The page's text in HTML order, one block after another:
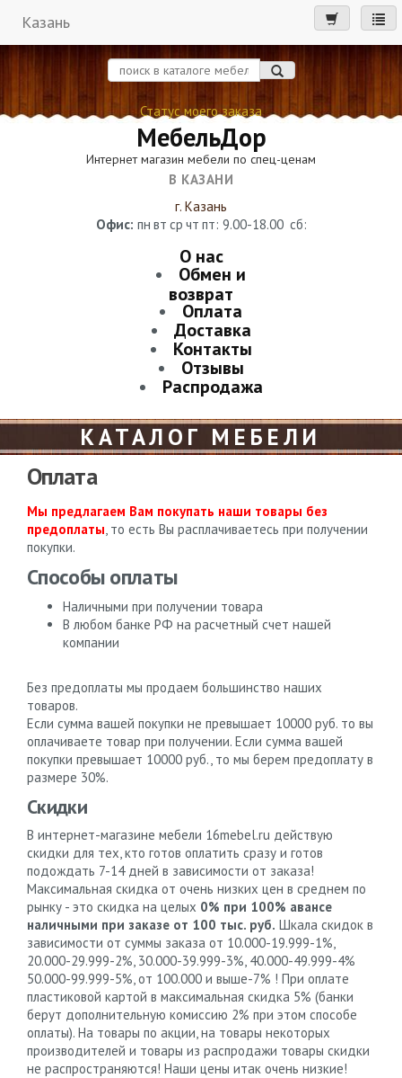
Казань
Статус моего заказа
МебельДор
Интернет магазин мебели по спец-ценам
В КАЗАНИ
г. Казань
Офис: пн вт ср чт пт: 9.00-18.00 сб:
О нас
Обмен и
возврат
Оплата
Доставка
Контакты
Отзывы
Распродажа
КАТАЛОГ МЕБЕЛИ
Оплата
Мы предлагаем Вам покупать наши товары без
предоплаты, то есть Вы расплачиваетесь при получении
покупки.
Способы оплаты
Наличными при получении товара
В любом банке РФ на расчетный счет нашей
компании
Без предоплаты мы продаем большинство наших
товаров.
Если сумма вашей покупки не превышает 10000 руб. то вы
оплачиваете товар при получении. Если сумма вашей
покупки превышает 10000 руб., то мы берем предоплату в
размере 30%.
Скидки
В интернет-магазине мебели 16mebel.ru действую
скидки для тех, кто готов оплатить сразу и готов
подождать 7-14 дней в зависимости от заказа!
Максимальная скидка от очень низких цен в среднем по
рынку - это скидка на целых 0% при 100% авансе
наличными при заказе от 100 тыс. руб. Шкала скидок в
зависимости от суммы заказа от 10.000-19.999-1%,
20.000-29.999-2%, 30.000-39.999-3%, 40.000-49.999-4%
50.000-99.999-5%, от 100.000 и выше-7% ! При оплате
пластиковой картой в максимальная скидка 5% (банки
берут дополнительную комиссию 2% при этом способе
оплаты). На товары по акции, на товары некоторых
производителей и товары из распродажи товары скидки
не распространяются! Наши цены итак очень низкие!